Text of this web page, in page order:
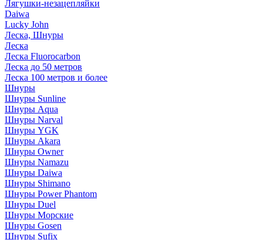
Лягушки-незацепляйки
Daiwa
Lucky John
Леска, Шнуры
Леска
Леска Fluorocarbon
Леска до 50 метров
Леска 100 метров и более
Шнуры
Шнуры Sunline
Шнуры Aqua
Шнуры Narval
Шнуры YGK
Шнуры Akara
Шнуры Owner
Шнуры Namazu
Шнуры Daiwa
Шнуры Shimano
Шнуры Power Phantom
Шнуры Duel
Шнуры Морские
Шнуры Gosen
Шнуры Sufix